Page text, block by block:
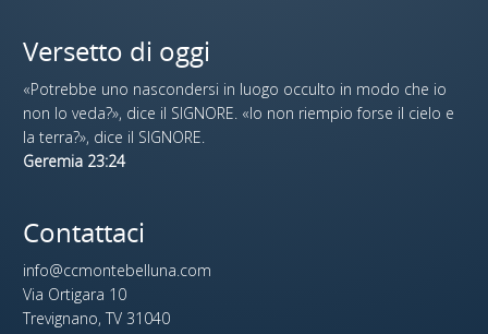
Versetto di oggi
«Potrebbe uno nascondersi in luogo occulto in modo che io
non lo veda?», dice il SIGNORE. «Io non riempio forse il cielo e
la terra?», dice il SIGNORE.
Geremia 23:24
Contattaci
info@ccmontebelluna.com
Via Ortigara 10
Trevignano, TV 31040